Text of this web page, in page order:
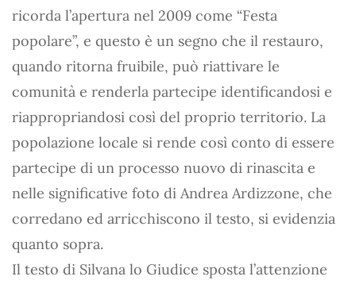
ricorda l’apertura nel 2009 come “Festa
popolare”, e questo è un segno che il restauro,
quando ritorna fruibile, può riattivare le
comunità e renderla partecipe identificandosi e
riappropriandosi così del proprio territorio. La
popolazione locale si rende così conto di essere
partecipe di un processo nuovo di rinascita e
nelle significative foto di Andrea Ardizzone, che
corredano ed arricchiscono il testo, si evidenzia
quanto sopra.
Il testo di Silvana lo Giudice sposta l’attenzione